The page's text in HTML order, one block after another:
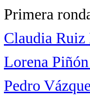
Primera
Claudia Ruiz
Lorena
Pedro